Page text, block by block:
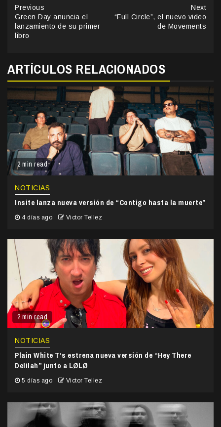
Continue
Reading
Previous
Green Day anuncia el
lanzamiento de su primer
libro
Next
“Full Circle”, el nuevo video
de Movements
ARTÍCULOS RELACIONADOS
2 min read
NOTICIAS
Insite lanza nueva versión de “Contigo hasta la muerte”
4 días ago Victor Tellez
2 min read
NOTICIAS
Plain White T’s estrena nueva versión de “Hey There
Delilah” junto a LØLØ
5 días ago Victor Tellez